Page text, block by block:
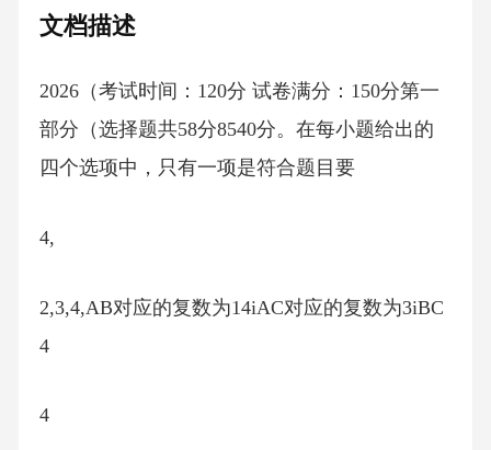
文档描述
2026（考试时间：120分 试卷满分：150分第一
部分（选择题共58分8540分。在每小题给出的
四个选项中，只有一项是符合题目要
4,
2,3,4,AB对应的复数为14iAC对应的复数为3iBC
4
4